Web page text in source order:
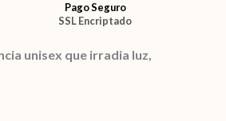
Pago Seguro
SSL Encriptado
unisex que irradia luz,